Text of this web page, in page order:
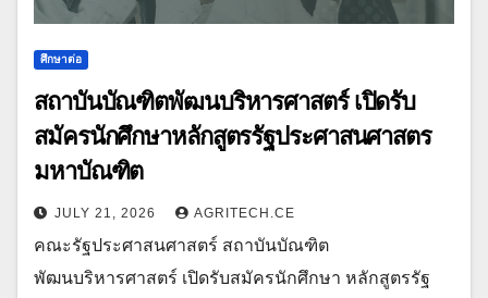
ศึกษาต่อ
สถาบันบัณฑิตพัฒนบริหารศาสตร์ เปิดรับ
สมัครนักศึกษาหลักสูตรรัฐประศาสนศาสตร
มหาบัณฑิต
JULY 21, 2026 AGRITECH.CE
คณะรัฐประศาสนศาสตร์ สถาบันบัณฑิต
พัฒนบริหารศาสตร์ เปิดรับสมัครนักศึกษา หลักสูตรรัฐ